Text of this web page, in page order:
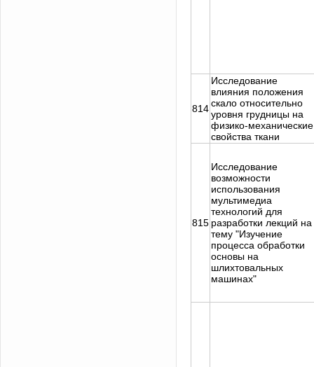
814
Исследование
влияния положения
скало относительно
уровня грудницы на
физико-механические
свойства ткани
815
Исследование
возможности
использования
мультимедиа
технологий для
разработки лекций на
тему "Изучение
процесса обработки
основы на
шлихтовальных
машинах"